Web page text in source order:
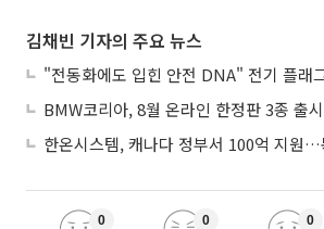
김채빈 기자의 주요 뉴스
0 0 0